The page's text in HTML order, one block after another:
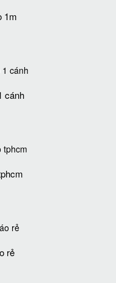
1m
cánh
rẻ